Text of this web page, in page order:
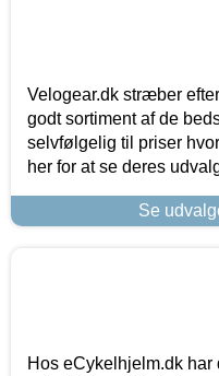
Velogear.dk stræber
godt sortiment af de
selvfølgelig til priser
her for at se deres
Se
Hos eCykelhjelm.dk